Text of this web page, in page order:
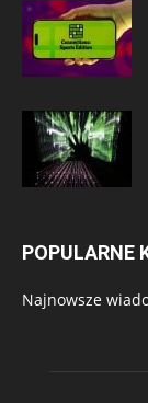
POPULARNE
Najnowsze